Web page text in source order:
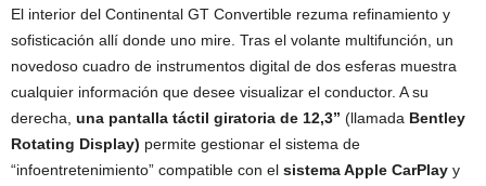
El interior del Continental GT Convertible rezuma refinamiento y
sofisticación allí donde uno mire. Tras el volante multifunción, un
novedoso cuadro de instrumentos digital de dos esferas muestra
cualquier información que desee visualizar el conductor. A su
derecha, una pantalla táctil giratoria de 12,3” (llamada Bentley
Rotating Display) permite gestionar el sistema de
“infoentretenimiento” compatible con el sistema Apple CarPlay y